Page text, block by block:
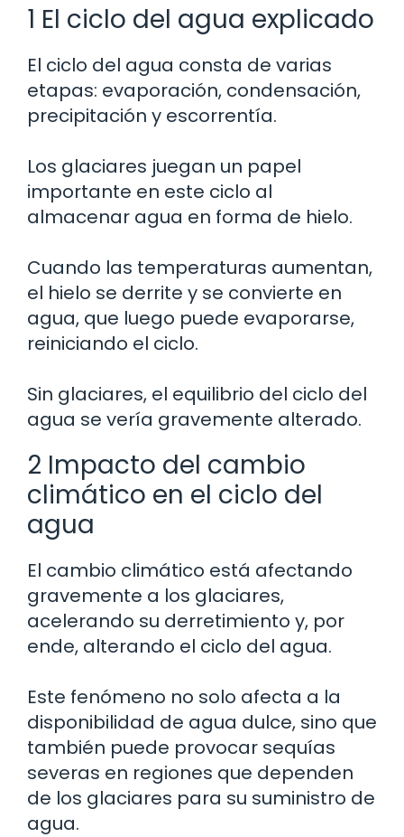
1 El ciclo del agua explicado
El ciclo del agua consta de varias
etapas: evaporación, condensación,
precipitación y escorrentía.
Los glaciares juegan un papel
importante en este ciclo al
almacenar agua en forma de hielo.
Cuando las temperaturas aumentan,
el hielo se derrite y se convierte en
agua, que luego puede evaporarse,
reiniciando el ciclo.
Sin glaciares, el equilibrio del ciclo del
agua se vería gravemente alterado.
2 Impacto del cambio
climático en el ciclo del
agua
El cambio climático está afectando
gravemente a los glaciares,
acelerando su derretimiento y, por
ende, alterando el ciclo del agua.
Este fenómeno no solo afecta a la
disponibilidad de agua dulce, sino que
también puede provocar sequías
severas en regiones que dependen
de los glaciares para su suministro de
agua.